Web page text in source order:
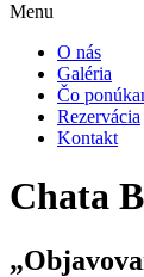
Menu
O nás
Galéria
Čo
Rezervácia
Kontakt
Chata